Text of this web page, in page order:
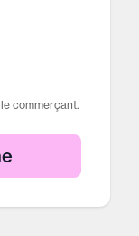
commerçant.